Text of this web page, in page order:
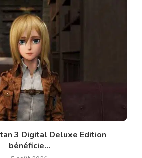
3 Digital Deluxe Edition
bénéficie...